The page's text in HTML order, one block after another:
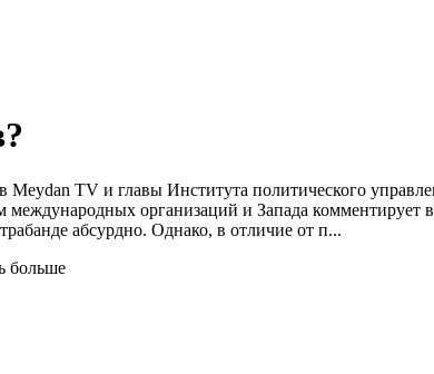
TV и главы Института политического
международных организаций и Запада
абсурдно. Однако, в отличие от п...
больше